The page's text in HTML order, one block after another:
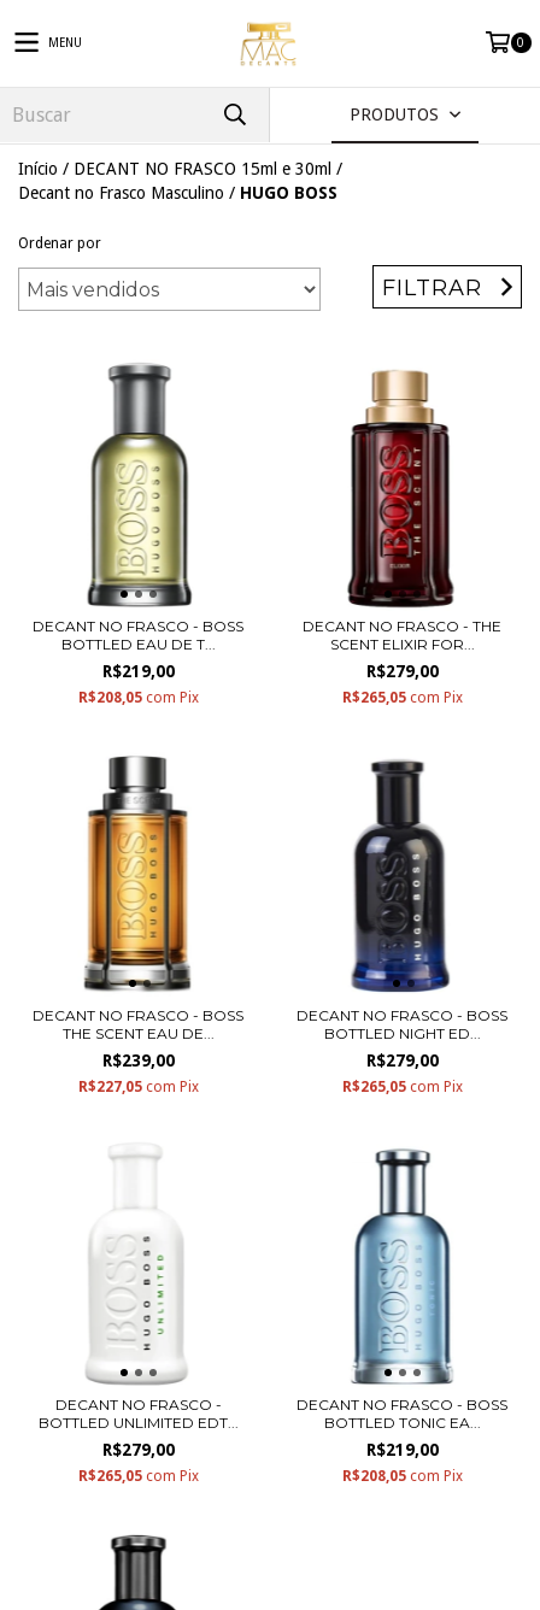
MENU 0
PRODUTOS
Início / DECANT NO FRASCO 15ml e 30ml /
Decant no Frasco Masculino / HUGO BOSS
Ordenar por
FILTRAR
DECANT NO FRASCO - BOSS
BOTTLED EAU DE T...
R$219,00
R$208,05 com Pix
DECANT NO FRASCO - THE
SCENT ELIXIR FOR...
R$279,00
R$265,05 com Pix
DECANT NO FRASCO - BOSS
THE SCENT EAU DE...
R$239,00
R$227,05 com Pix
DECANT NO FRASCO - BOSS
BOTTLED NIGHT ED...
R$279,00
R$265,05 com Pix
DECANT NO FRASCO -
BOTTLED UNLIMITED EDT...
R$279,00
R$265,05 com Pix
DECANT NO FRASCO - BOSS
BOTTLED TONIC EA...
R$219,00
R$208,05 com Pix